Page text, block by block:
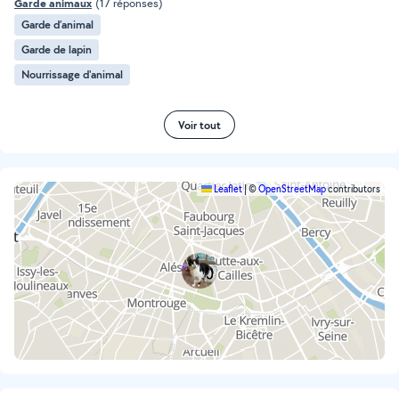
Garde animaux (17 réponses)
Garde d’animal
Garde de lapin
Nourrissage d'animal
Voir tout
Leaflet |©OpenStreetMapcontributors